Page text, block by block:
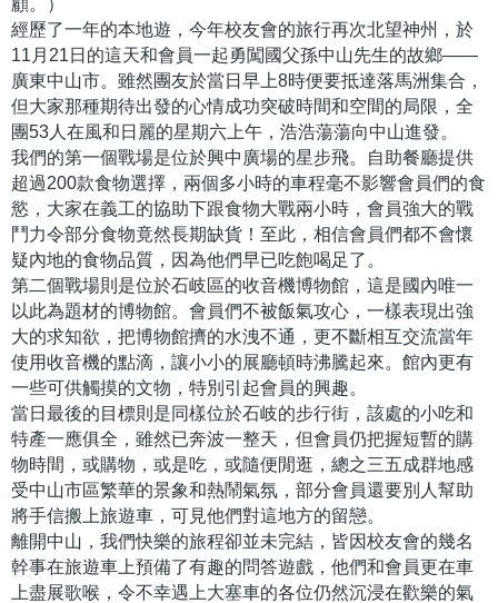
顧。）
經歷了一年的本地遊，今年校友會的旅行再次北望神州，於
11月21日的這天和會員一起勇闖國父孫中山先生的故鄉——
廣東中山市。雖然團友於當日早上8時便要抵達落馬洲集合，
但大家那種期待出發的心情成功突破時間和空間的局限，全
團53人在風和日麗的星期六上午，浩浩蕩蕩向中山進發。
我們的第一個戰場是位於興中廣場的星步飛。自助餐廳提供
超過200款食物選擇，兩個多小時的車程毫不影響會員們的食
慾，大家在義工的協助下跟食物大戰兩小時，會員強大的戰
鬥力令部分食物竟然長期缺貨！至此，相信會員們都不會懷
疑內地的食物品質，因為他們早已吃飽喝足了。
第二個戰場則是位於石岐區的收音機博物館，這是國內唯一
以此為題材的博物館。會員們不被飯氣攻心，一樣表現出強
大的求知欲，把博物館擠的水洩不通，更不斷相互交流當年
使用收音機的點滴，讓小小的展廳頓時沸騰起來。館內更有
一些可供觸摸的文物，特別引起會員的興趣。
當日最後的目標則是同樣位於石岐的步行街，該處的小吃和
特產一應俱全，雖然已奔波一整天，但會員仍把握短暫的購
物時間，或購物，或是吃，或隨便閒逛，總之三五成群地感
受中山市區繁華的景象和熱鬧氣氛，部分會員還要別人幫助
將手信搬上旅遊車，可見他們對這地方的留戀。
離開中山，我們快樂的旅程卻並未完結，皆因校友會的幾名
幹事在旅遊車上預備了有趣的問答遊戲，他們和會員更在車
上盡展歌喉，令不幸遇上大塞車的各位仍然沉浸在歡樂的氣